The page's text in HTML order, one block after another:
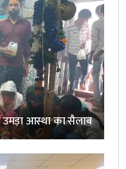
उमड़ा आस्था का सैलाब